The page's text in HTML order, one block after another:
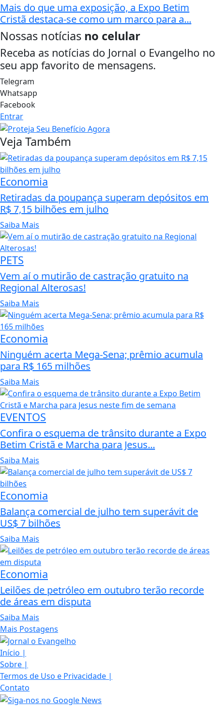
Mais do que uma exposição, a Expo Betim
Cristã destaca-se como um marco para a...
Nossas notícias no celular
Receba as notícias do Jornal o Evangelho no
seu app favorito de mensagens.
Telegram
Whatsapp
Facebook
Entrar
Veja Também
Economia
Retiradas da poupança superam depósitos em
R$ 7,15 bilhões em julho
Saiba Mais
PETS
Vem aí o mutirão de castração gratuito na
Regional Alterosas!
Saiba Mais
Economia
Ninguém acerta Mega-Sena; prêmio acumula
para R$ 165 milhões
Saiba Mais
EVENTOS
Confira o esquema de trânsito durante a Expo
Betim Cristã e Marcha para Jesus...
Saiba Mais
Economia
Balança comercial de julho tem superávit de
US$ 7 bilhões
Saiba Mais
Economia
Leilões de petróleo em outubro terão recorde
de áreas em disputa
Saiba Mais
Mais Postagens
Início |
Sobre |
Termos de Uso e Privacidade |
Contato